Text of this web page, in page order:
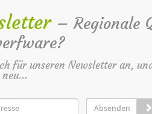
– Regionale
für unseren Newsletter an,
Absenden